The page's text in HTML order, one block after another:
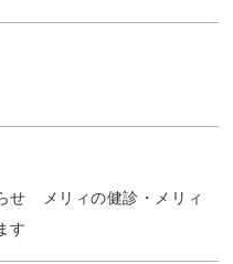
せ メリィの健診・メリィ
す